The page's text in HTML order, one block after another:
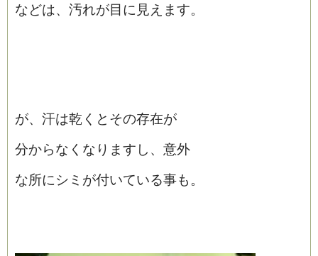
などは、汚れが目に見えます。
が、汗は乾くとその存在が
分からなくなりますし、意外
な所にシミが付いている事も。